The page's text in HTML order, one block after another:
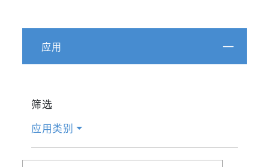
应用
筛选
应用类别